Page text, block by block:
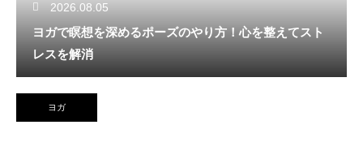
2026.08.05
ヨガで瞑想を深めるポーズのやり方！心を整えてスト
レスを解消
ヨガ